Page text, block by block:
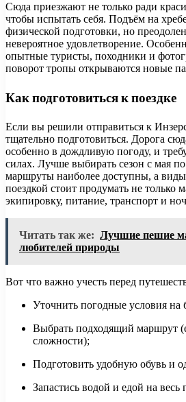
Сюда приезжают не только ради
чтобы испытать себя. Подъём на
физической подготовки, но
невероятное удовлетворение.
опытные туристы, походники и
поворот тропы открываются новые
Как подготовиться к поездке
Если вы решили отправиться к
тщательно подготовиться. Дорога
особенно в дождливую погоду, и
силах. Лучше выбирать сезон с мая
маршруты наиболее доступны, а
поездкой стоит продумать не только
экипировку, питание, транспорт и
Читать так же: Лучшие пешие
любителей природы
Вот что важно учесть перед
Уточнить погодные условия
Выбрать подходящий маршрут
сложности);
Подготовить удобную обувь и
Запастись водой и едой на весь